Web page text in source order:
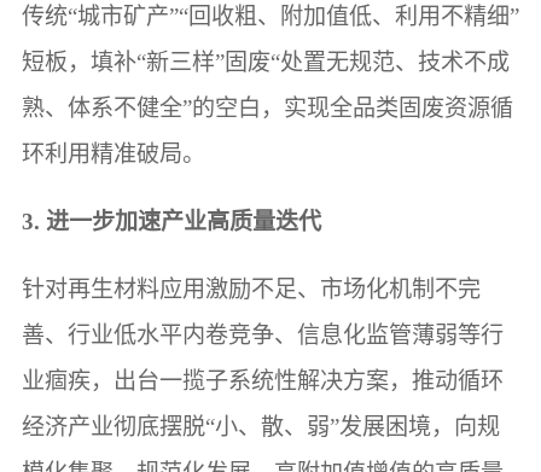
传统“城市矿产”“回收粗、附加值低、利用不精细”
短板，填补“新三样”固废“处置无规范、技术不成
熟、体系不健全”的空白，实现全品类固废资源循
环利用精准破局。
3. 进一步加速产业高质量迭代
针对再生材料应用激励不足、市场化机制不完
善、行业低水平内卷竞争、信息化监管薄弱等行
业痼疾，出台一揽子系统性解决方案，推动循环
经济产业彻底摆脱“小、散、弱”发展困境，向规